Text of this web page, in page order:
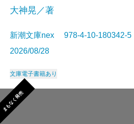
大神晃／著
新潮文庫nex 978-4-10-
2026/08/28
文庫電子書籍あり
まもなく発売